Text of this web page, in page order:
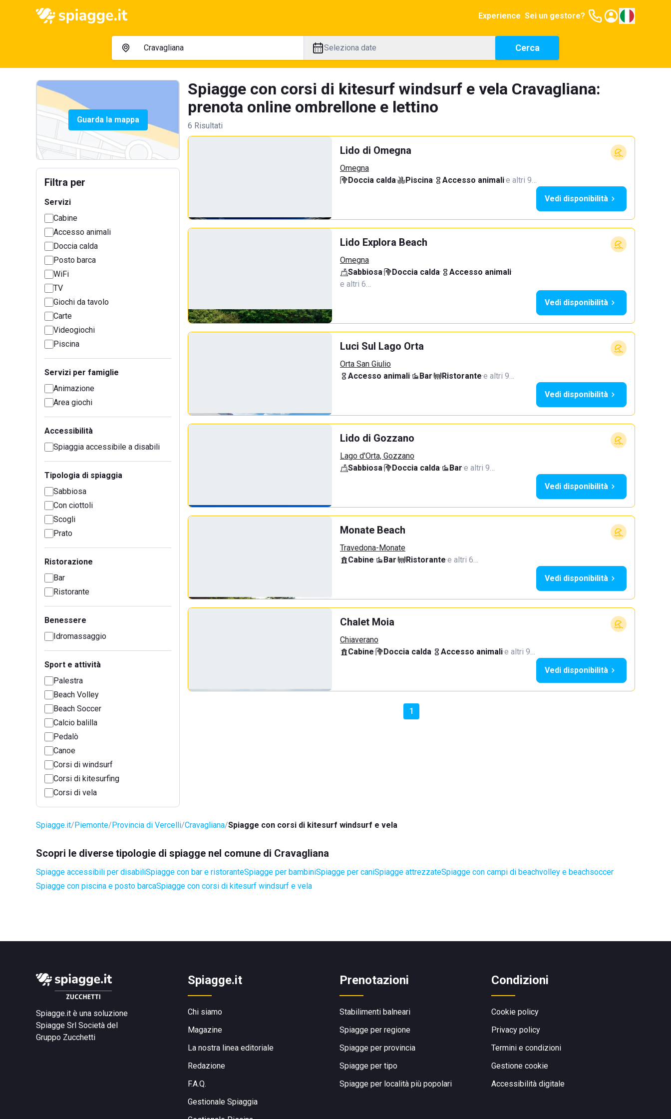
Experience Sei un gestore?
Seleziona date Cerca
Guarda la mappa
Filtra per
Servizi
Cabine
Accesso animali
Doccia calda
Posto barca
WiFi
TV
Giochi da tavolo
Carte
Videogiochi
Piscina
Servizi per famiglie
Animazione
Area giochi
Accessibilità
Spiaggia accessibile a disabili
Tipologia di spiaggia
Sabbiosa
Con ciottoli
Scogli
Prato
Ristorazione
Bar
Ristorante
Benessere
Idromassaggio
Sport e attività
Palestra
Beach Volley
Beach Soccer
Calcio balilla
Pedalò
Canoe
Corsi di windsurf
Corsi di kitesurfing
Corsi di vela
Spiagge con corsi di kitesurf windsurf e vela Cravagliana:
prenota online ombrellone e lettino
6 Risultati
Lido di Omegna
Omegna
Doccia calda· Piscina· Accesso animali·e altri 9…
Vedi disponibilità
Lido Explora Beach
Omegna
Sabbiosa· Doccia calda· Accesso animali·
e altri 6…
Vedi disponibilità
Luci Sul Lago Orta
Orta San Giulio
Accesso animali· Bar· Ristorante·e altri 9…
Vedi disponibilità
Lido di Gozzano
Lago d'Orta, Gozzano
Sabbiosa· Doccia calda· Bar·e altri 9…
Vedi disponibilità
Monate Beach
Travedona-Monate
Cabine· Bar· Ristorante·e altri 6…
Vedi disponibilità
Chalet Moia
Chiaverano
Cabine· Doccia calda· Accesso animali·e altri 9…
Vedi disponibilità
1
Spiagge.it Piemonte Provincia di Vercelli Cravagliana Spiagge con corsi di kitesurf windsurf e vela
Scopri le diverse tipologie di spiagge nel comune di Cravagliana
Spiagge accessibili per disabiliSpiagge con bar e ristoranteSpiagge per bambiniSpiagge per caniSpiagge attrezzateSpiagge con campi di beachvolley e beachsoccer
Spiagge con piscina e posto barcaSpiagge con corsi di kitesurf windsurf e vela
Spiagge.it è una soluzione
Spiagge Srl Società del
Gruppo Zucchetti
Spiagge.it
Chi siamo
Magazine
La nostra linea editoriale
Redazione
F.A.Q.
Gestionale Spiaggia
Prenotazioni
Stabilimenti balneari
Spiagge per regione
Spiagge per provincia
Spiagge per tipo
Spiagge per località più popolari
Condizioni
Cookie policy
Privacy policy
Termini e condizioni
Gestione cookie
Accessibilità digitale